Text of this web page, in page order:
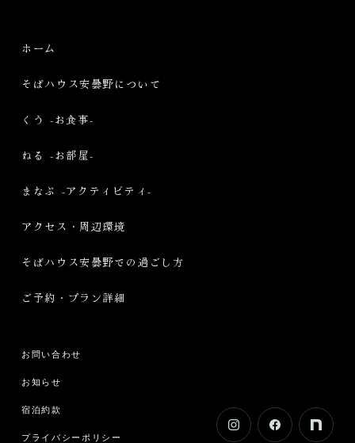
ホーム
そばハウス安曇野について
くう -お食事-
ねる -お部屋-
まなぶ -アクティビティ-
アクセス・周辺環境
そばハウス安曇野での過ごし方
ご予約・プラン詳細
お問い合わせ
お知らせ
宿泊約款
プライバシーポリシー